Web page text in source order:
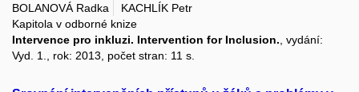
BOLANOVÁ Radka
KACHLÍK Petr
Kapitola v odborné knize
Intervence pro inkluzi. Intervention for Inclusion. , vydání:
Vyd. 1., rok: 2013, počet stran: 11 s.